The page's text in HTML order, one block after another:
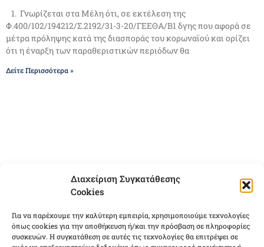
Διαχείριση Συγκατάθεσης
Cookies
Για να παρέχουμε την καλύτερη εμπειρία, χρησιμοποιούμε τεχνολογίες
όπως cookies για την αποθήκευση ή/και την πρόσβαση σε πληροφορίες
συσκευών. Η συγκατάθεση σε αυτές τις τεχνολογίες θα επιτρέψει σε
1. Γνωρίζεται στα Μέλη ότι, σε εκτέλεση της
Φ.400/102/194212/Σ.2192/31-3-20/ΓΕΕΘΑ/Β1 δγης που αφορά σε
μέτρα πρόληψης κατά της διασποράς του κορωναϊού και ορίζει
ότι η έναρξη των παραθεριστικών περιόδων θα
Δείτε Περισσότερα »
Διορισμός Μελών Διοικητικού Συμβουλίου του